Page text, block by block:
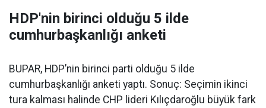
HDP'nin birinci olduğu 5 ilde
cumhurbaşkanlığı anketi
BUPAR, HDP’nin birinci parti olduğu 5 ilde
cumhurbaşkanlığı anketi yaptı. Sonuç: Seçimin ikinci
tura kalması halinde CHP lideri Kılıçdaroğlu büyük fark